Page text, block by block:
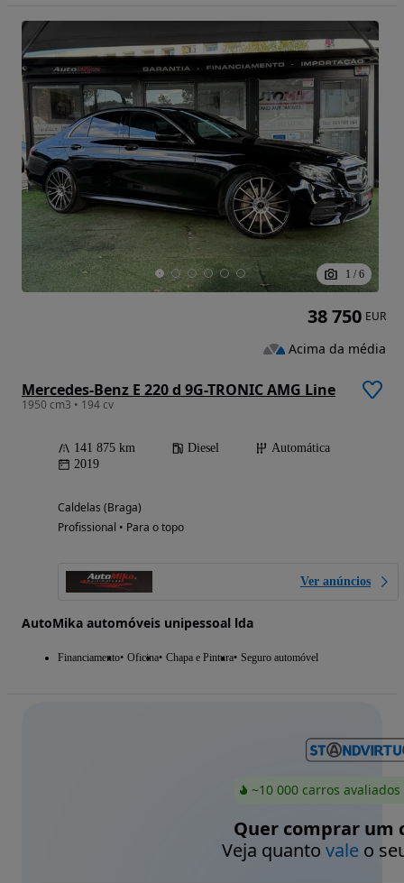
1 / 6
Mercedes-Benz E 220 d 9G-TRONIC AMG Line
1950 cm3 • 194 cv
141 875 km Diesel
Automática
2019
Caldelas (Braga)
Profissional • Para o topo
Ver anúncios
AutoMika automóveis unipessoal lda
Financiamento Oficina Chapa e Pintura Seguro automóvel
38 750 EUR
Acima da média
~10 000 carros
Quer comprar um
Veja quanto valeo